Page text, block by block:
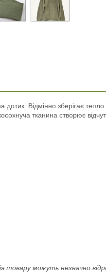
Відмінно зберігає
тканина створює
можуть незначно